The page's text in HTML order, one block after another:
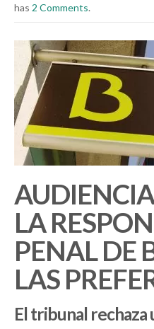
has 2 Comments.
LA
PENAL DE
LAS
El tribunal